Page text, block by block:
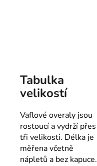
Tabulka
velikostí
Vaflové overaly jsou
rostoucí a vydrží přes
tři velikosti. Délka je
měřena včetně
nápletů a bez kapuce.